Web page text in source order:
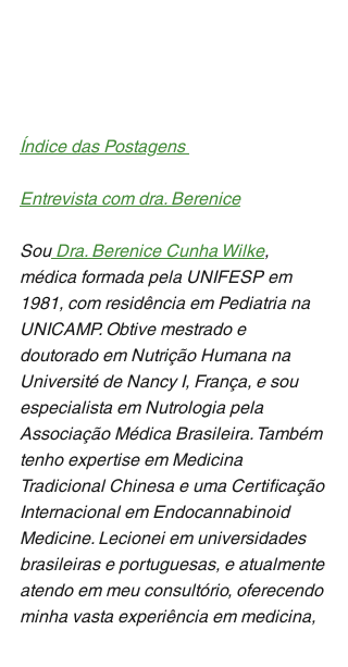
Índice das Postagens
Entrevista com dra. Berenice
Sou Dra. Berenice Cunha Wilke,
médica formada pela UNIFESP em
1981, com residência em Pediatria na
UNICAMP. Obtive mestrado e
doutorado em Nutrição Humana na
Université de Nancy I, França, e sou
especialista em Nutrologia pela
Associação Médica Brasileira. Também
tenho expertise em Medicina
Tradicional Chinesa e uma Certificação
Internacional em Endocannabinoid
Medicine. Lecionei em universidades
brasileiras e portuguesas, e atualmente
atendo em meu consultório, oferecendo
minha vasta experiência em medicina,